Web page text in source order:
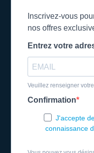
Inscrivez-vous
nos offres
Entrez votre
Veuillez renseigner
Confirmation
J'accepte
connaissance